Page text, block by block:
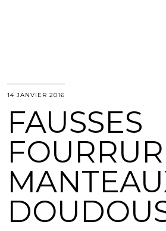
14 JANVIER 2016
FAUSSES